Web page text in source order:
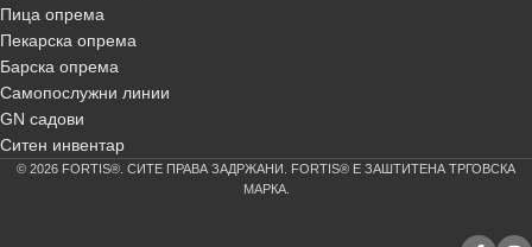
Пица опрема
Пекарска опрема
Барска опрема
Самопослужни линии
GN садови
Ситен инвентар
© 2026 FORTIS®. СИТЕ ПРАВА ЗАДРЖАНИ. FORTIS® Е ЗАШТИТЕНА ТРГОВСКА
МАРКА.